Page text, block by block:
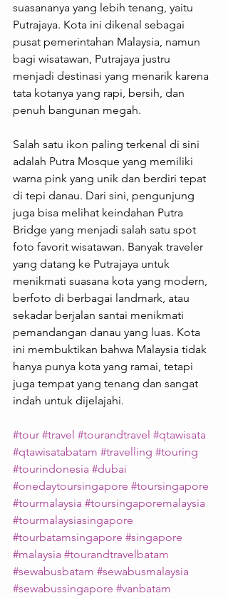
suasananya yang lebih tenang, yaitu
Putrajaya. Kota ini dikenal sebagai
pusat pemerintahan Malaysia, namun
bagi wisatawan, Putrajaya justru
menjadi destinasi yang menarik karena
tata kotanya yang rapi, bersih, dan
penuh bangunan megah.
Salah satu ikon paling terkenal di sini
adalah Putra Mosque yang memiliki
warna pink yang unik dan berdiri tepat
di tepi danau. Dari sini, pengunjung
juga bisa melihat keindahan Putra
Bridge yang menjadi salah satu spot
foto favorit wisatawan. Banyak traveler
yang datang ke Putrajaya untuk
menikmati suasana kota yang modern,
berfoto di berbagai landmark, atau
sekadar berjalan santai menikmati
pemandangan danau yang luas. Kota
ini membuktikan bahwa Malaysia tidak
hanya punya kota yang ramai, tetapi
juga tempat yang tenang dan sangat
indah untuk dijelajahi.
#tour #travel #tourandtravel #qtawisata
#qtawisatabatam #travelling #touring
#tourindonesia #dubai
#onedaytoursingapore #toursingapore
#tourmalaysia #toursingaporemalaysia
#tourmalaysiasingapore
#tourbatamsingapore #singapore
#malaysia #tourandtravelbatam
#sewabusbatam #sewabusmalaysia
#sewabussingapore #vanbatam